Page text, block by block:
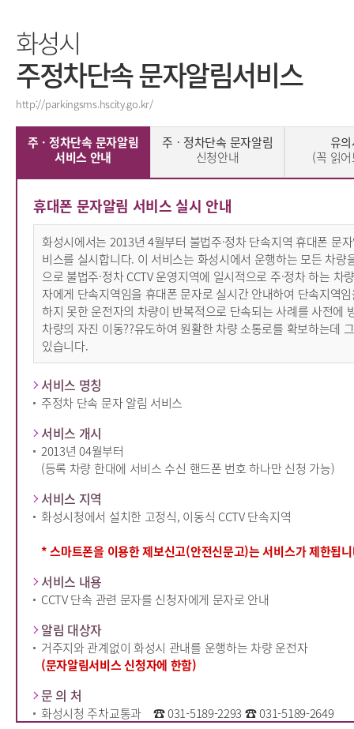
화성시
주정차단속 문자알림서비스
http://parkingsms.hscity.go.kr/
주ㆍ정차단속 문자알림
서비스 안내
휴대폰 문자알림 서비스 실시 안내
화성시에서는 2013년 4월부터 불법주·정차 단속지역 휴대폰 문
비스를 실시합니다. 이 서비스는 화성시에서 운행하는 모든 차량
으로 불법주·정차 CCTV 운영지역에 일시적으로 주·정차 하는 차
자에게 단속지역임을 휴대폰 문자로 실시간 안내하여 단속지역
하지 못한 운전자의 차량이 반복적으로 단속되는 사례를 사전에
차량의 자진 이동??유도하여 원활한 차량 소통로를 확보하는데
있습니다.
서비스 명칭
주정차 단속 문자 알림 서비스
서비스 개시
2013년 04월부터
(등록 차량 한대에 서비스 수신 핸드폰 번호 하나만 신청 가능)
서비스 지역
화성시청에서 설치한 고정식, 이동식 CCTV 단속지역
* 스마트폰을 이용한 제보신고(안전신문고)는 서비스가 제한됩
서비스 내용
CCTV 단속 관련 문자를 신청자에게 문자로 안내
알림 대상자
거주지와 관계없이 화성시 관내를 운행하는 차량 운전자
(문자알림서비스 신청자에 한함)
문 의 처
화성시청 주차교통과 ☎ 031-5189-2293 ☎ 031-5189-2649
주ㆍ정차단속 문자알림
신청안내
유
(꼭 읽